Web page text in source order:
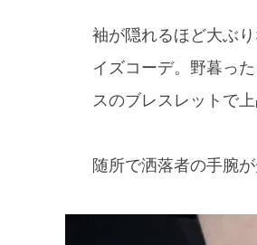
袖が隠れるほど大ぶ
イズコーデ。野暮っ
スのブレスレットで
随所で洒落者の手腕